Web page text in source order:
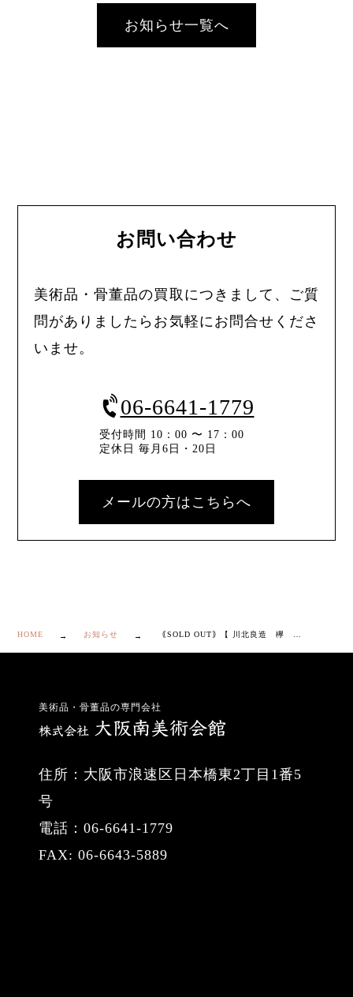
お知らせ一覧へ
お問い合わせ
美術品・骨董品の買取につきまして、ご質
問がありましたらお気軽にお問合せくださ
いませ。
06-6641-1779
受付時間 10：00 〜 17：00
定休日 毎月6日・20日
メールの方はこちらへ
HOME お知らせ
美術品・骨董品の専門会社
住所：大阪市浪速区日本橋東2丁目1番5
号
電話：06-6641-1779
FAX: 06-6643-5889